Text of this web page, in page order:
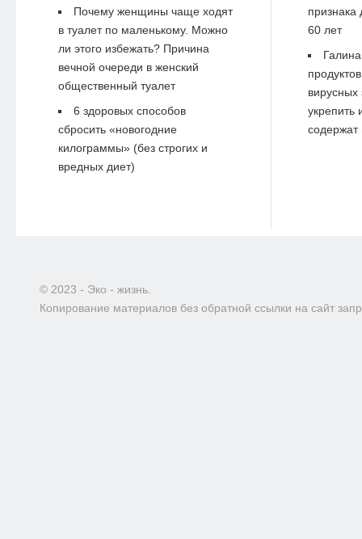
Почему женщины чаще ходят
в туалет по маленькому. Можно
ли этого избежать? Причина
вечной очереди в женский
общественный туалет
6 здоровых способов
сбросить «новогодние
килограммы» (без строгих и
вредных диет)
60 лет
Галина
вирусных
укрепить
содержат
© 2023 - Эко - жизнь.
Копирование материалов без обратной ссылки на сайт